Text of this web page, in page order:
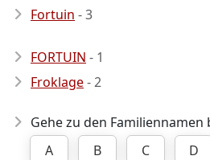
Fortuin - 3
FORTUIN - 1
Froklage- 2
Gehe zu den
A
B C D